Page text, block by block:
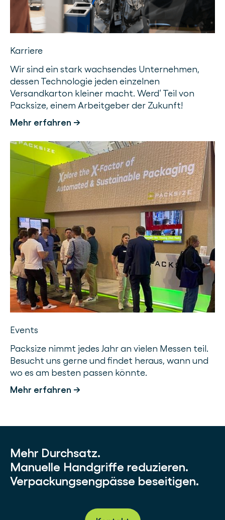
Karriere
Wir sind ein stark wachsendes Unternehmen,
dessen Technologie jeden einzelnen
Versandkarton kleiner macht. Werd‘ Teil von
Packsize, einem Arbeitgeber der Zukunft!
Mehr erfahren →
Events
Packsize nimmt jedes Jahr an vielen Messen teil.
Besucht uns gerne und findet heraus, wann und
wo es am besten passen könnte.
Mehr erfahren →
Mehr Durchsatz.
Manuelle Handgriffe reduzieren.
Verpackungsengpässe beseitigen.